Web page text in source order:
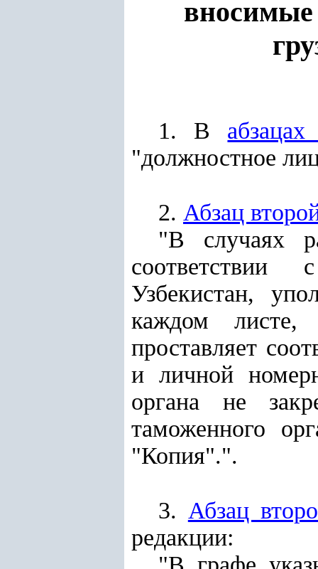
1. В
"должностное
2. Абзац
"В случаях
соответствии
Узбекистан,
каждом листе,
проставляет
и личной
органа не
таможенного
"Копия".".
3. Абзац
редакции: